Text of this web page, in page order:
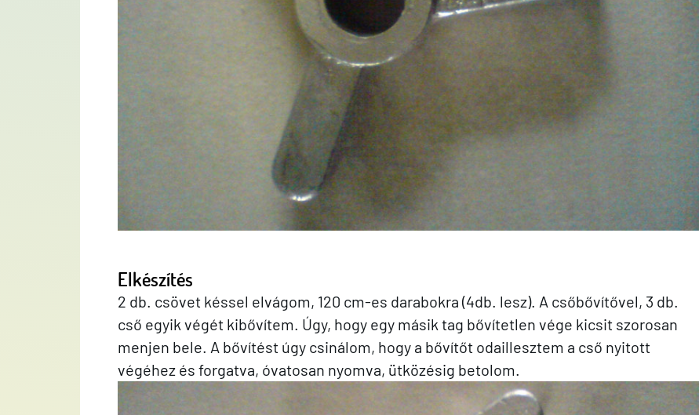
Elkészítés
2 db. csövet késsel elvágom, 120 cm-es darabokra (4db. lesz). A csőbővítővel, 3 db.
cső egyik végét kibővítem. Úgy, hogy egy másik tag bővítetlen vége kicsit szorosan
menjen bele. A bővítést úgy csinálom, hogy a bővítőt odaillesztem a cső nyitott
végéhez és forgatva, óvatosan nyomva, ütközésig betolom.